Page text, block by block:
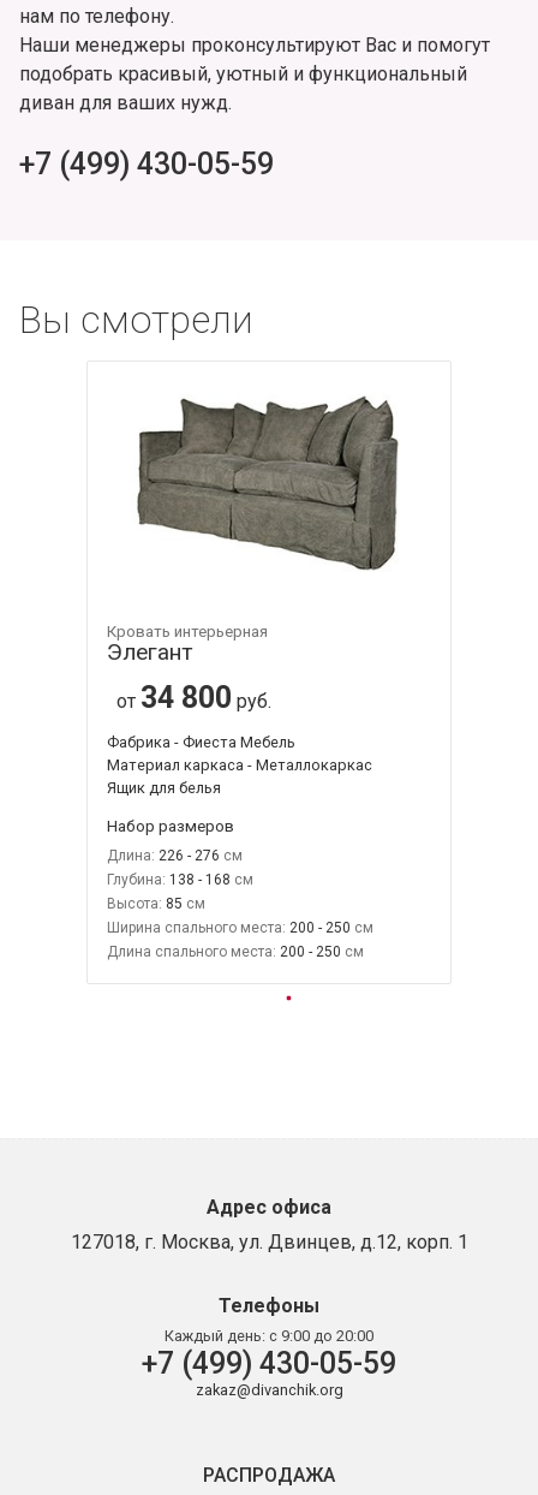
нам по телефону.
Наши менеджеры проконсультируют Вас и помогут
подобрать красивый, уютный и функциональный
диван для ваших нужд.
+7 (499) 430-05-59
Вы смотрели
Кровать интерьерная
Элегант
от 34 800 руб.
Фабрика - Фиеста Мебель
Материал каркаса - Металлокаркас
Ящик для белья
Набор размеров
Длина: 226 - 276
Глубина: 138 - 168
Высота: 85
Ширина спального места: 200 - 250
Длина спального места: 200 - 250
Адрес офиса
127018, г. Москва, ул. Двинцев, д.12, корп. 1
Телефоны
Каждый день: с 9:00 до 20:00
+7 (499) 430-05-59
zakaz@divanchik.org
РАСПРОДАЖА